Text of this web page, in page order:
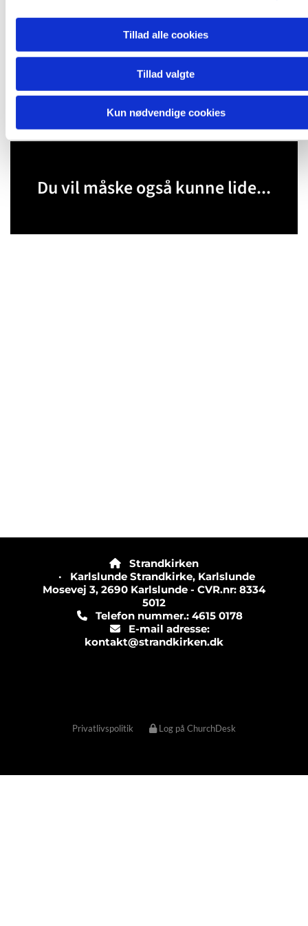
Tillad alle cookies
Tillad valgte
Kun nødvendige cookies
Du vil måske også kunne lide...

Strandkirken
· Karlslunde Strandkirke, Karlslunde
Mosevej 3, 2690 Karlslunde - CVR.nr: 8334
5012
Telefon nummer.: 4615 0178
E-mail adresse:
kontakt@strandkirken.dk
Privatlivspolitik Log på ChurchDesk